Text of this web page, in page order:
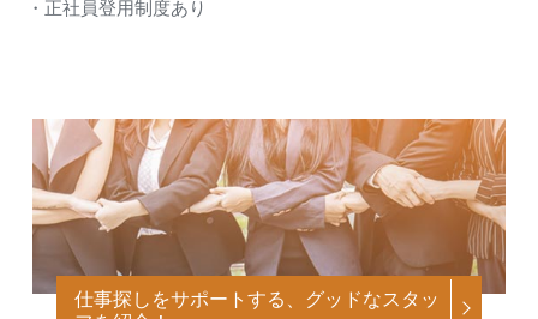
・正社員登用制度あり
仕事探しをサポートする、グッドなスタッ